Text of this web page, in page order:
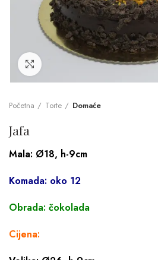
Click to enlarge
Početna Torte Domaće
Jafa
Mala: Ø18, h-9cm
Komada: oko 12
Obrada: čokolada
Cijena: